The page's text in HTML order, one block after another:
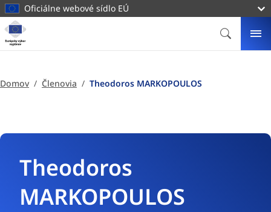
hlavný
obsah
Oficiálne webové sídlo EÚ
Domovská
stránka
Európsky
regiónov
Domov Členovia Theodoros MARKOPOULOS
Theodoros
MARKOPOULOS